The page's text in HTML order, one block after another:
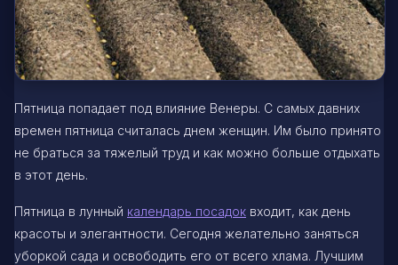
Пятница попадает под влияние Венеры. С самых давних
времен пятница считалась днем женщин. Им было принято
не браться за тяжелый труд и как можно больше отдыхать
в этот день.
Пятница в лунный календарь посадок входит, как день
красоты и элегантности. Сегодня желательно заняться
уборкой сада и освободить его от всего хлама. Лучшим